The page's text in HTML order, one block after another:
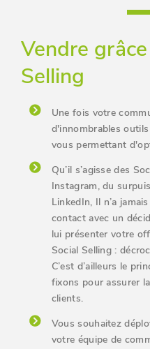
Vendre
Selling
Une fois votre
d'innombrables
vous permettant
Qu’il s’agisse des
Instagram, du
LinkedIn, Il n’a
contact avec un
lui présenter votre
Social Selling :
C’est d’ailleurs le
fixons pour assurer
clients.
Vous souhaitez
votre équipe de